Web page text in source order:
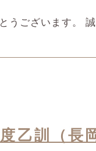
うございます。
乙訓（長